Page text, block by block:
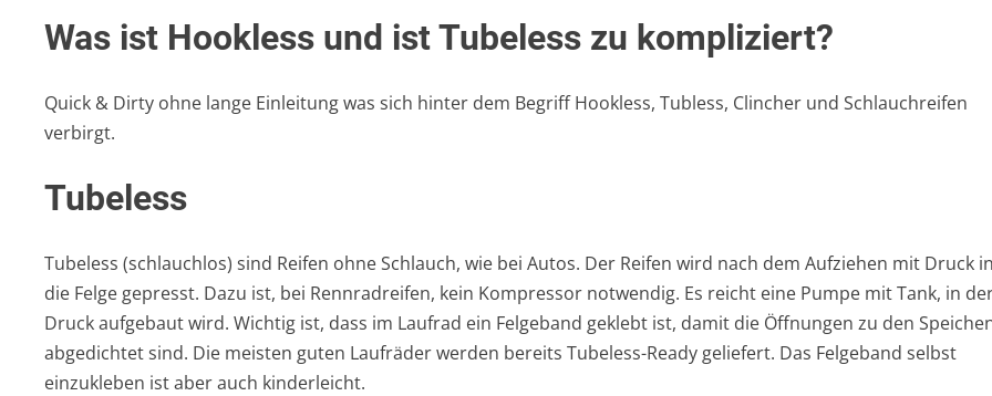
Was ist Hookless und ist Tubeless zu kompliziert?
Quick & Dirty ohne lange Einleitung was sich hinter dem Begriff Hookless, Tubless, Clincher und Schlauchreifen
verbirgt.
Tubeless
Tubeless (schlauchlos) sind Reifen ohne Schlauch, wie bei Autos. Der Reifen wird nach dem Aufziehen mit Druck
die Felge gepresst. Dazu ist, bei Rennradreifen, kein Kompressor notwendig. Es reicht eine Pumpe mit Tank, in
Druck aufgebaut wird. Wichtig ist, dass im Laufrad ein Felgeband geklebt ist, damit die Öffnungen zu den
abgedichtet sind. Die meisten guten Laufräder werden bereits Tubeless-Ready geliefert. Das Felgeband selbst
einzukleben ist aber auch kinderleicht.